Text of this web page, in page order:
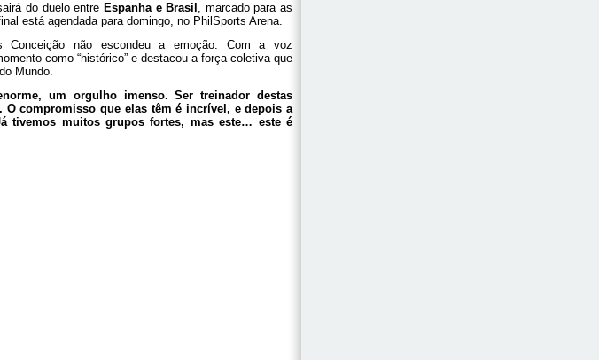
do duelo entre Espanha e Brasil , marcado para as
está agendada para domingo, no PhilSports Arena.
não escondeu a emoção. Com a voz
como “histórico” e destacou a força coletiva que
Mundo.
um orgulho imenso. Ser treinador destas
compromisso que elas têm é incrível, e depois a
tivemos muitos grupos fortes, mas este… este é